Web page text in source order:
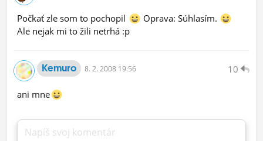
Počkať zle som to pochopil
Oprava: Súhlasím.
Ale nejak mi to žili netrhá :p
10
Kemuro 8. 2. 2008 19:56
ani mne
Napíš svoj komentár